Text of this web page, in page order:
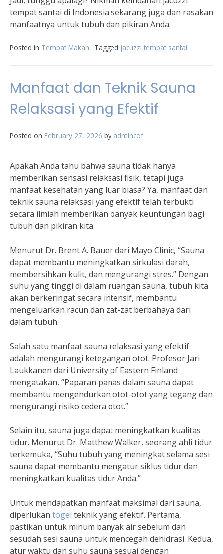
tempat santai di Indonesia sekarang juga dan rasakan
manfaatnya untuk tubuh dan pikiran Anda.
Posted in Tempat Makan Tagged jacuzzi tempat santai
Manfaat dan Teknik Sauna
Relaksasi yang Efektif
Posted on February 27, 2026 by admincof
Apakah Anda tahu bahwa sauna tidak hanya
memberikan sensasi relaksasi fisik, tetapi juga
manfaat kesehatan yang luar biasa? Ya, manfaat dan
teknik sauna relaksasi yang efektif telah terbukti
secara ilmiah memberikan banyak keuntungan bagi
tubuh dan pikiran kita.
Menurut Dr. Brent A. Bauer dari Mayo Clinic, “Sauna
dapat membantu meningkatkan sirkulasi darah,
membersihkan kulit, dan mengurangi stres.” Dengan
suhu yang tinggi di dalam ruangan sauna, tubuh kita
akan berkeringat secara intensif, membantu
mengeluarkan racun dan zat-zat berbahaya dari
dalam tubuh.
Salah satu manfaat sauna relaksasi yang efektif
adalah mengurangi ketegangan otot. Profesor Jari
Laukkanen dari University of Eastern Finland
mengatakan, “Paparan panas dalam sauna dapat
membantu mengendurkan otot-otot yang tegang dan
mengurangi risiko cedera otot.”
Selain itu, sauna juga dapat meningkatkan kualitas
tidur. Menurut Dr. Matthew Walker, seorang ahli tidur
terkemuka, “Suhu tubuh yang meningkat selama sesi
sauna dapat membantu mengatur siklus tidur dan
meningkatkan kualitas tidur Anda.”
Untuk mendapatkan manfaat maksimal dari sauna,
diperlukan togel teknik yang efektif. Pertama,
pastikan untuk minum banyak air sebelum dan
sesudah sesi sauna untuk mencegah dehidrasi. Kedua,
atur waktu dan suhu sauna sesuai dengan